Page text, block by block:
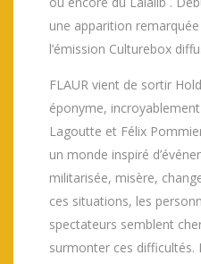
une apparition
l’émission Culturebox
FLAUR vient de sortir
éponyme,
Lagoutte et Félix
un monde inspiré
militarisée, misère,
ces situations, les
spectateurs semblent
surmonter ces difficultés.